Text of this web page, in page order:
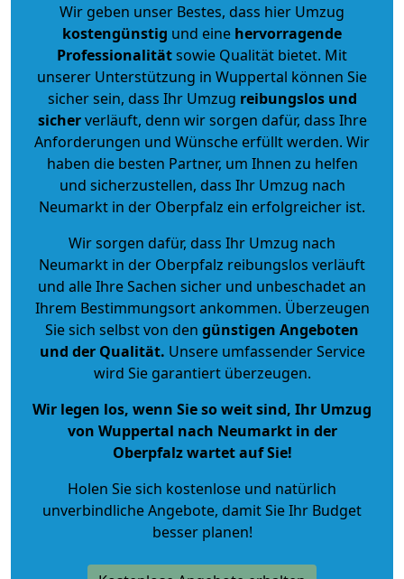
Wir geben unser Bestes, dass hier Umzug
kostengünstig und eine hervorragende
Professionalitätsowie Qualität bietet. Mit
unserer Unterstützung in Wuppertal können Sie
sicher sein, dass Ihr Umzug reibungslos und
sicherverläuft, denn wir sorgen dafür, dass Ihre
Anforderungen und Wünsche erfüllt werden. Wir
haben die besten Partner, um Ihnen zu helfen
und sicherzustellen, dass Ihr Umzug nach
Neumarkt in der Oberpfalz ein erfolgreicher ist.
Wir sorgen dafür, dass Ihr Umzug nach
Neumarkt in der Oberpfalz reibungslos verläuft
und alle Ihre Sachen sicher und unbeschadet an
Ihrem Bestimmungsort ankommen. Überzeugen
Sie sich selbst von den günstigen Angeboten
und der Qualität. Unsere umfassender Service
wird Sie garantiert überzeugen.
Wir legen los, wenn Sie so weit sind, Ihr Umzug
von Wuppertal nach Neumarkt in der
Oberpfalz wartet auf Sie!
Holen Sie sich kostenlose und natürlich
unverbindliche Angebote, damit Sie Ihr Budget
besser planen!